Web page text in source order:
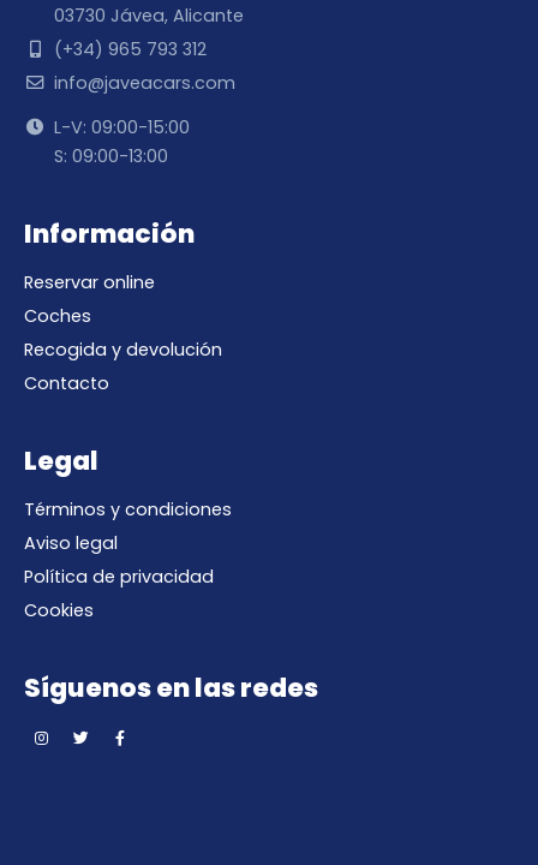
03730 Jávea, Alicante
(+34) 965 793 312
info@javeacars.com
L-V: 09:00-15:00
S: 09:00-13:00
Información
Reservar online
Coches
Recogida y devolución
Contacto
Legal
Términos y condiciones
Aviso legal
Política de privacidad
Cookies
Síguenos en las redes